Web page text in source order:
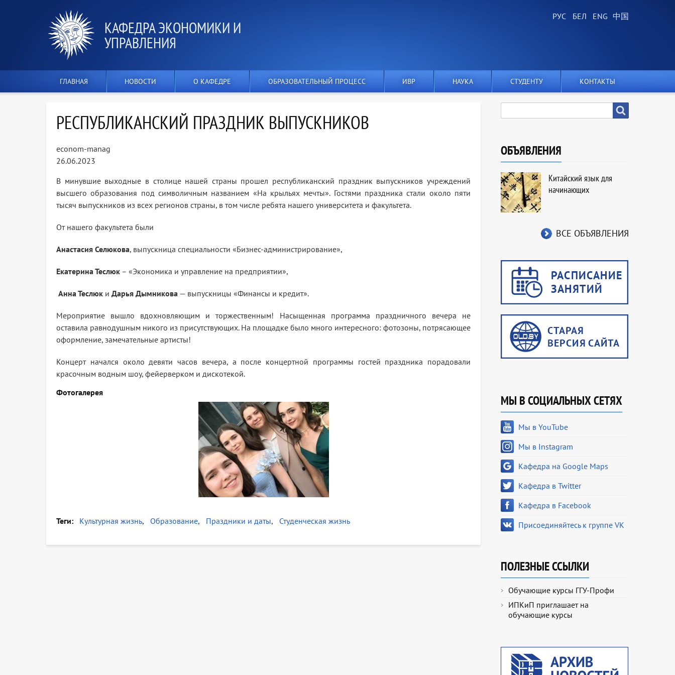
КАФЕДРА ЭКОНОМИКИ И
УПРАВЛЕНИЯ
ГЛАВНАЯ НОВОСТИ О КАФЕДРЕ ОБРАЗОВАТЕЛЬНЫЙ ПРОЦЕСС ИВР НАУКА СТУДЕНТУ КОНТАКТЫ
РЕСПУБЛИКАНСКИЙ ПРАЗДНИК ВЫПУСКНИКОВ
econom-manag
26.06.2023
В минувшие выходные в столице нашей страны прошел республиканский праздник выпускников учреждений
высшего образования под символичным названием «На крыльях мечты». Гостями праздника стали около пяти
тысяч выпускников из всех регионов страны, в том числе ребята нашего университета и факультета.
От нашего факультета были
Анастасия Селюкова, выпускница специальности «Бизнес-администрирование»,
Екатерина Теслюк – «Экономика и управление на предприятии»,
Анна Теслюк и Дарья Дымникова — выпускницы «Финансы и кредит».
Мероприятие вышло вдохновляющим и торжественным! Насыщенная программа праздничного вечера не
оставила равнодушным никого из присутствующих. На площадке было много интересного: фотозоны, потрясающее
оформление, замечательные артисты!
Концерт начался около девяти часов вечера, а после концертной программы гостей праздника порадовали
красочным водным шоу, фейерверком и дискотекой.
Фотогалерея
Теги Культурная жизнь Образование Праздники и даты Студенческая жизнь
ОБЪЯВЛЕНИЯ
Китайский язык для
начинающих
ВСЕ ОБЪЯВЛЕНИЯ
МЫ В СОЦИАЛЬНЫХ СЕТЯХ
Мы в YouTube
Мы в Instagram
Кафедра на Google Maps
Кафедра в Twitter
Кафедра в Facebook
Присоединяйтесь к группе VK
ПОЛЕЗНЫЕ ССЫЛКИ
Обучающие курсы ГГУ-Профи
ИПКиП приглашает на
обучающие курсы